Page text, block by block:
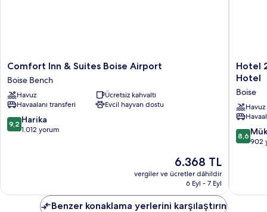
Comfort
Inn
&
Suites
Boise
Airport
Boise
Comfort Inn & Suites Boise Airport
Boise Bench
Havuz
Ücretsiz kahvaltı
Havaalanı transferi
Evcil hayvan dostu
10
üzerinden
9,2 Harika
1.012 yorum
Güncel
fiyat:
6.368 TL
6.368 TL
vergiler ve ücretler dâhildir
6 Eyl - 7 Eyl
Hotel
28
Airport,
an
Ascend
Hotel
Hotel
Hotel
Boise
Havuz
10
8,6
902
Benzer konaklama yerlerini karşılaştırın